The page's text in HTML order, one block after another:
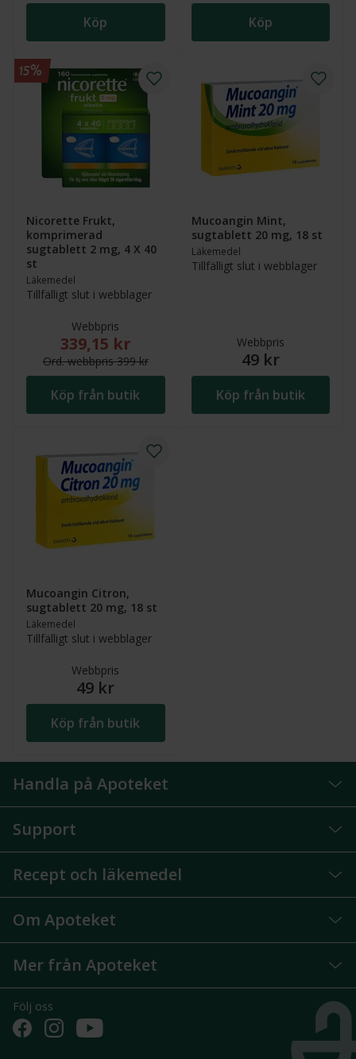
Köp Köp
Nicorette Frukt,
komprimerad
sugtablett 2 mg, 4 X 40
st
Läkemedel
Tillfälligt slut i webblager
Webbpris
Nytt reducerat pris: 339,15 kr. Ordinarie webbpris
339,15 kr
Ord.webbpris399 kr
Köp från butik
15%
Mucoangin Mint,
sugtablett 20 mg, 18 st
Läkemedel
Tillfälligt slut i webblager
Webbpris
49 kr
Köp från butik
Mucoangin Citron,
sugtablett 20 mg, 18 st
Läkemedel
Tillfälligt slut i webblager
Webbpris
49 kr
Köp från butik
Handla på Apoteket
Support
Recept och läkemedel
Om Apoteket
Mer från Apoteket
Följ oss